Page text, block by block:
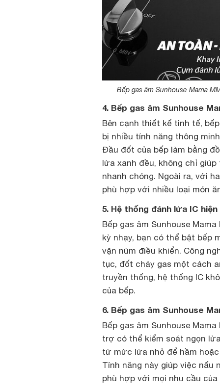
Bếp gas âm Sunhouse Mama
4. Bếp gas âm Sunhouse
Bên cạnh thiết kế tinh tế,
bị nhiều tính năng thông
Đầu đốt của bếp làm bằng
lửa xanh đều, không chỉ
nhanh chóng. Ngoài ra, với
phù hợp với nhiều loại món
5. Hệ thống đánh lửa IC hiện
Bếp gas âm Sunhouse
kỳ nhạy, bạn có thể bật bếp
vặn núm điều khiển. Công
tục, đốt cháy gas một cách
truyền thống, hệ thống IC
của bếp.
6. Bếp gas âm Sunhouse
Bếp gas âm Sunhouse
trợ có thể kiểm soát ngọn
từ mức lửa nhỏ để hầm
Tính năng này giúp việc
phù hợp với mọi nhu cầu của